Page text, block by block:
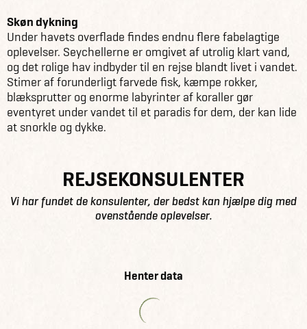
Skøn dykning
Under havets overflade findes endnu flere fabelagtige
oplevelser. Seychellerne er omgivet af utrolig klart vand,
og det rolige hav indbyder til en rejse blandt livet i vandet.
Stimer af forunderligt farvede fisk, kæmpe rokker,
blæksprutter og enorme labyrinter af koraller gør
eventyret under vandet til et paradis for dem, der kan lide
at snorkle og dykke.
REJSEKONSULENTER
Vi har fundet de konsulenter, der bedst kan hjælpe dig med
ovenstående oplevelser.
Henter data